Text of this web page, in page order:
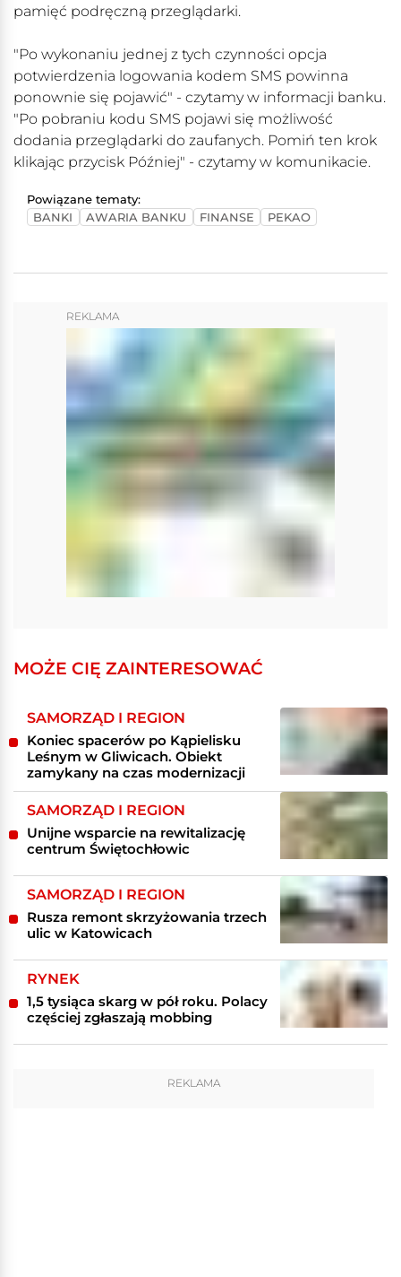
pamięć podręczną przeglądarki.
"Po wykonaniu jednej z tych czynności opcja
potwierdzenia logowania kodem SMS powinna
ponownie się pojawić" - czytamy w informacji banku.
"Po pobraniu kodu SMS pojawi się możliwość
dodania przeglądarki do zaufanych. Pomiń ten krok
klikając przycisk Później" - czytamy w komunikacie.
Powiązane tematy:
BANKI
AWARIA BANKU FINANSE PEKAO
REKLAMA
MOŻE CIĘ ZAINTERESOWAĆ
SAMORZĄD I REGION
Koniec spacerów po Kąpielisku
Leśnym w Gliwicach. Obiekt
zamykany na czas modernizacji
SAMORZĄD I REGION
Unijne wsparcie na rewitalizację
centrum Świętochłowic
SAMORZĄD I REGION
Rusza remont skrzyżowania trzech
ulic w Katowicach
RYNEK
1,5 tysiąca skarg w pół roku. Polacy
częściej zgłaszają mobbing
REKLAMA